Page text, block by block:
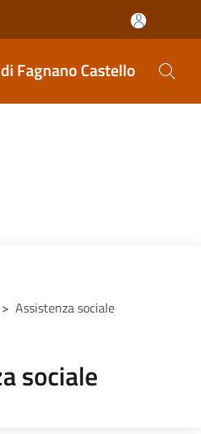
Fagnano Castello
> Assistenza sociale
sociale